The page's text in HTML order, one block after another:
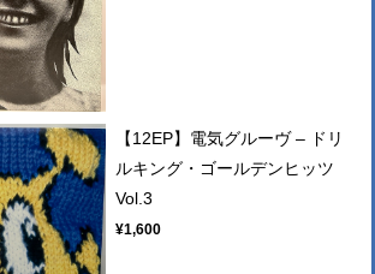
【12EP】電気グルーヴ – ドリ
ルキング・ゴールデンヒッツ
Vol.3
¥1,600